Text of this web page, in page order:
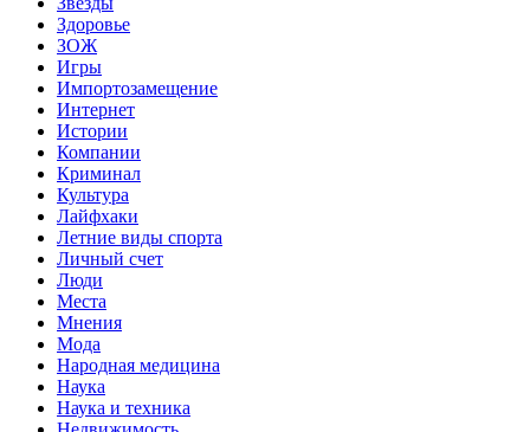
Здоровье
ЗОЖ
Игры
Импортозамещение
Интернет
Истории
Компании
Криминал
Культура
Лайфхаки
Летние виды спорта
Личный счет
Люди
Места
Мнения
Мода
Народная медицина
Наука
Наука и техника